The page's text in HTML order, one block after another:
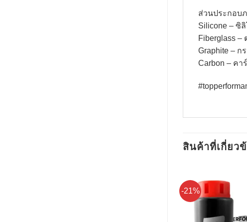
ส่วนประกอบ
Silicone – ซิ
Fiberglass
Graphite –
Carbon – ค
สินค้าที่เกี่ยว
-21%